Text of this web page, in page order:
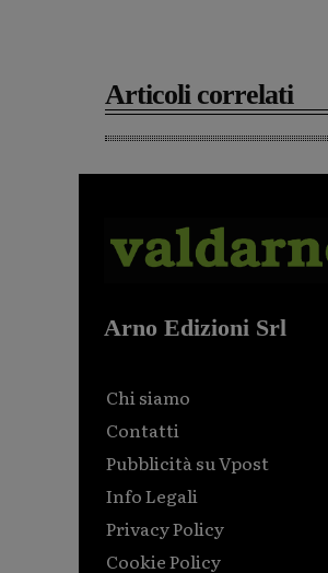
Articoli correlati
Arno Edizioni Srl
Chi siamo
Contatti
Pubblicità su Vpost
Info Legali
Privacy Policy
Cookie Policy